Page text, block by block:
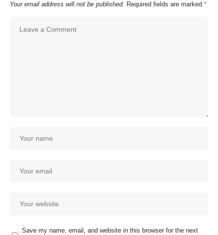
Your email address will not be published. Required fields are marked *
Save my name, email, and website in this browser for the next